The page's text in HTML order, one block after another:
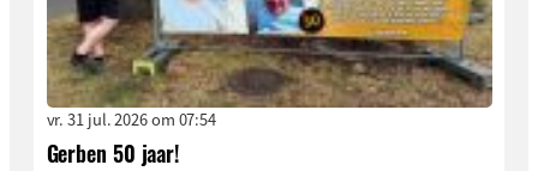
vr. 31 jul. 2026 om 07:54
Gerben 50 jaar!